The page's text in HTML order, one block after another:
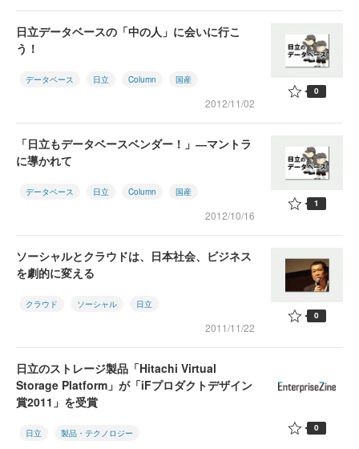
日立データベースの「中の人」に会いに行こ
う！
データベース 日立 Column 国産
2012/11/02
0
「日立もデータベースベンダー！」―マントラ
に導かれて
データベース 日立 Column 国産
2012/10/16
1
ソーシャルとクラウドは、日本社会、ビジネス
を劇的に変える
クラウド ソーシャル 日立
2011/11/22
0
日立のストレージ製品「Hitachi Virtual
Storage Platform」が「iFプロダクトデザイン
賞2011」を受賞
日立 製品・テクノロジー 0